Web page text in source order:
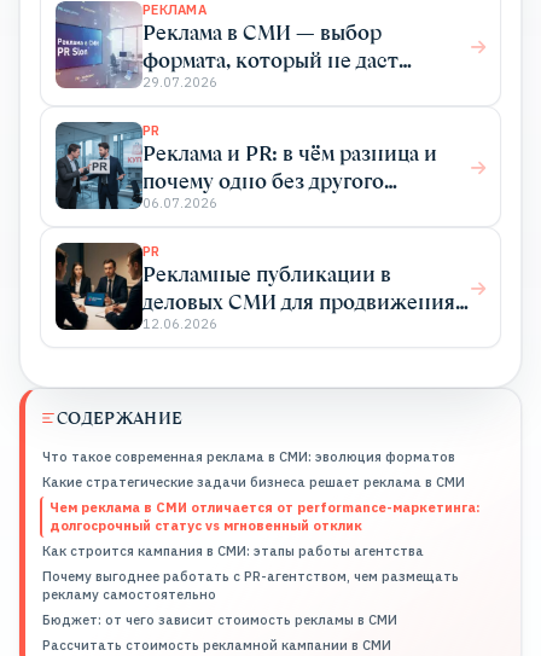
СОДЕРЖАНИЕ
Что такое современная реклама в СМИ: эволюция форматов
Какие стратегические задачи бизнеса решает реклама в СМИ
Чем реклама в СМИ отличается от performance-маркетинга:
долгосрочный статус vs мгновенный отклик
Как строится кампания в СМИ: этапы работы агентства
Почему выгоднее работать с PR-агентством, чем размещать
рекламу самостоятельно
Бюджет: от чего зависит стоимость рекламы в СМИ
Рассчитать стоимость рекламной кампании в СМИ
РЕКЛАМА
Реклама в СМИ — выбор
формата, который не даст
конкурентам перехватить
клиентов
29.07.2026
PR
Реклама и PR: в чём разница и
почему одно без другого
работает хуже
06.07.2026
PR
Рекламные публикации в
деловых СМИ для продвижения
бизнеса
12.06.2026